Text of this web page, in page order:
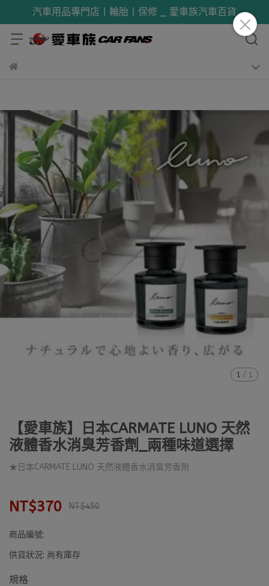
汽車用品專門店丨輪胎丨保修 _ 愛車族汽車百貨
1 / 1
【愛車族】日本CARMATE LUNO 天然
液體香水消臭芳香劑_兩種味道選擇
★日本CARMATE LUNO 天然液體香水消臭芳香劑
NT$370 NT$450
商品編號:
供貨狀況: 尚有庫存
規格